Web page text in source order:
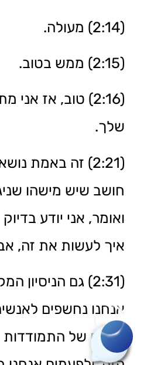
(2:14) מעולה.
(2:15) ממש בטוב.
(2:16) טוב, אז
שלך.
(2:21) זה באמת
חושב שיש מישהו
ואומר, אני יודע
איך לעשות את זה,
(2:31) גם הניסיון
אנחנו נחשפים
מסוים שלרוצה לשאול שאלה?